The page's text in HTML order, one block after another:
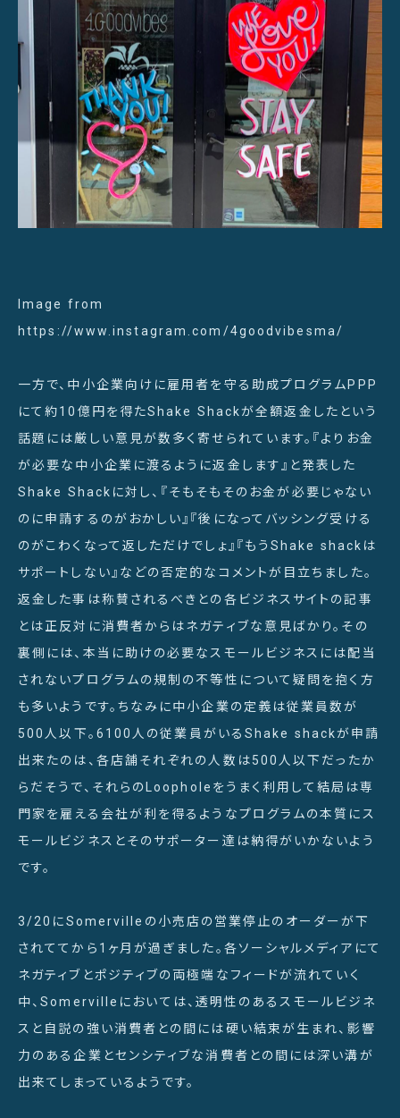
Image from
https://www.instagram.com/4goodvibesma/
一方で、中小企業向けに雇用者を守る助成プログラムPPP
にて約10億円を得たShake Shackが全額返金したという
話題には厳しい意見が数多く寄せられています。『よりお金
が必要な中小企業に渡るように返金します』と発表した
Shake Shackに対し、『そもそもそのお金が必要じゃない
のに申請するのがおかしい』『後になってバッシング受ける
のがこわくなって返しただけでしょ』『もうShake shackは
サポートしない』などの否定的なコメントが目立ちました。
返金した事は称賛されるべきとの各ビジネスサイトの記事
とは正反対に消費者からはネガティブな意見ばかり。その
裏側には、本当に助けの必要なスモールビジネスには配当
されないプログラムの規制の不等性について疑問を抱く方
も多いようです。ちなみに中小企業の定義は従業員数が
500人以下。6100人の従業員がいるShake shackが申請
出来たのは、各店舗それぞれの人数は500人以下だったか
らだそうで、それらのLoopholeをうまく利用して結局は専
門家を雇える会社が利を得るようなプログラムの本質にス
モールビジネスとそのサポーター達は納得がいかないよう
です。
3/20にSomervilleの小売店の営業停止のオーダーが下
されててから1ヶ月が過ぎました。各ソーシャルメディアにて
ネガティブとポジティブの両極端なフィードが流れていく
中、Somervilleにおいては、透明性のあるスモールビジネ
スと自説の強い消費者との間には硬い結束が生まれ、影響
力のある企業とセンシティブな消費者との間には深い溝が
出来てしまっているようです。